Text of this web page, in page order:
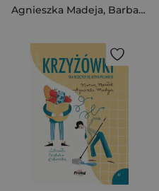
Agnieszka Madeja, Barbara Morcinek-Abramczyk